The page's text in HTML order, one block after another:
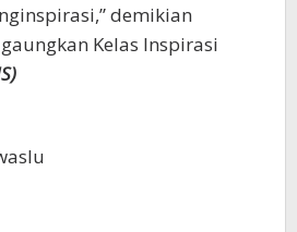
demikian
Kelas Inspirasi